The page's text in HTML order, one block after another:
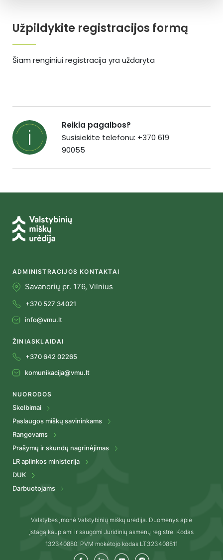
Užpildykite registracijos formą
Šiam renginiui registracija yra uždaryta
Reikia pagalbos?
Susisiekite telefonu: +370 619
90055
ADMINISTRACIJOS KONTAKTAI
Savanorių pr. 176, Vilnius
+370 527 34021
info@vmu.lt
ŽINIASKLAIDAI
+370 642 02265
komunikacija@vmu.lt
NUORODOS
Skelbimai
Paslaugos miškų savininkams
Rangovams
Prašymų ir skundų nagrinėjimas
LR aplinkos ministerija
DUK
Darbuotojams
Valstybės įmonė Valstybinių miškų urėdija. Duomenys apie
įstagą kaupiami ir saugomi Juridinių asmenų registre. Kodas
132340880. PVM mokėtojo kodas LT323408811